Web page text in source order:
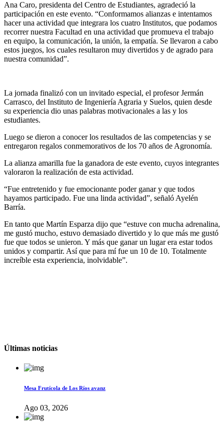
Ana Caro, presidenta del Centro de Estudiantes, agradeció la
participación en este evento. “Conformamos alianzas e intentamos
hacer una actividad que integrara los cuatro Institutos, que podamos
recorrer nuestra Facultad en una actividad que promueva el trabajo
en equipo, la comunicación, la unión, la empatía. Se llevaron a cabo
estos juegos, los cuales resultaron muy divertidos y de agrado para
nuestra comunidad”.
La jornada finalizó con un invitado especial, el profesor Jermán
Carrasco, del Instituto de Ingeniería Agraria y Suelos, quien desde
su experiencia dio unas palabras motivacionales a las y los
estudiantes.
Luego se dieron a conocer los resultados de las competencias y se
entregaron regalos conmemorativos de los 70 años de Agronomía.
La alianza amarilla fue la ganadora de este evento, cuyos integrantes
valoraron la realización de esta actividad.
“Fue entretenido y fue emocionante poder ganar y que todos
hayamos participado. Fue una linda actividad”, señaló Ayelén
Barría.
En tanto que Martín Esparza dijo que “estuve con mucha adrenalina,
me gustó mucho, estuvo demasiado divertido y lo que más me gustó
fue que todos se unieron. Y más que ganar un lugar era estar todos
unidos y compartir. Así que para mí fue un 10 de 10. Totalmente
increíble esta experiencia, inolvidable”.
Últimas noticias
Mesa Frutícola de Los Ríos avanz
Ago 03, 2026